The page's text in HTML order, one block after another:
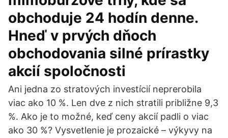
obchoduje 24 hodín denne.
Hneď v prvých dňoch
obchodovania silné prírastky
akcií spoločnosti
Ani jedna zo stratových investícií neprerobila
viac ako 10 %. Len dve z nich stratili približne 9,3
%. Ako je to možné, keď ceny akcií padli o viac
ako 30 %? Vysvetlenie je prozaické – výkyvy na